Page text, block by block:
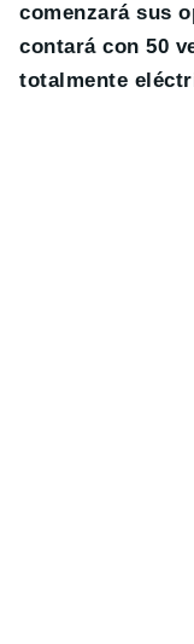
comenzará sus
contará con 50
totalmente